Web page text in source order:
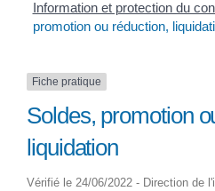
Information et protection du
promotion ou réduction,
Fiche pratique
Soldes, promotion
liquidation
Vérifié le 24/06/2022 - Direction de